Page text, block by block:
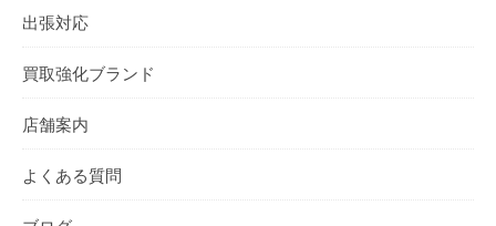
出張対応
買取強化ブランド
店舗案内
よくある質問